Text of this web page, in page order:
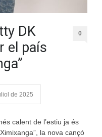
DK
el país
0
de 2025
calent de l’estiu ja és
la nova cançó